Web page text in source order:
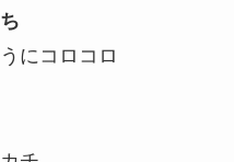
にコロコロ